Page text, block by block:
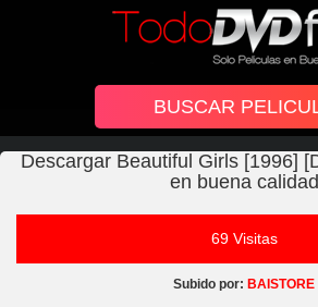
Descargar Beautiful Girls [1996]
en buena calidad
69 Visitas
Subido por: BAISTORE